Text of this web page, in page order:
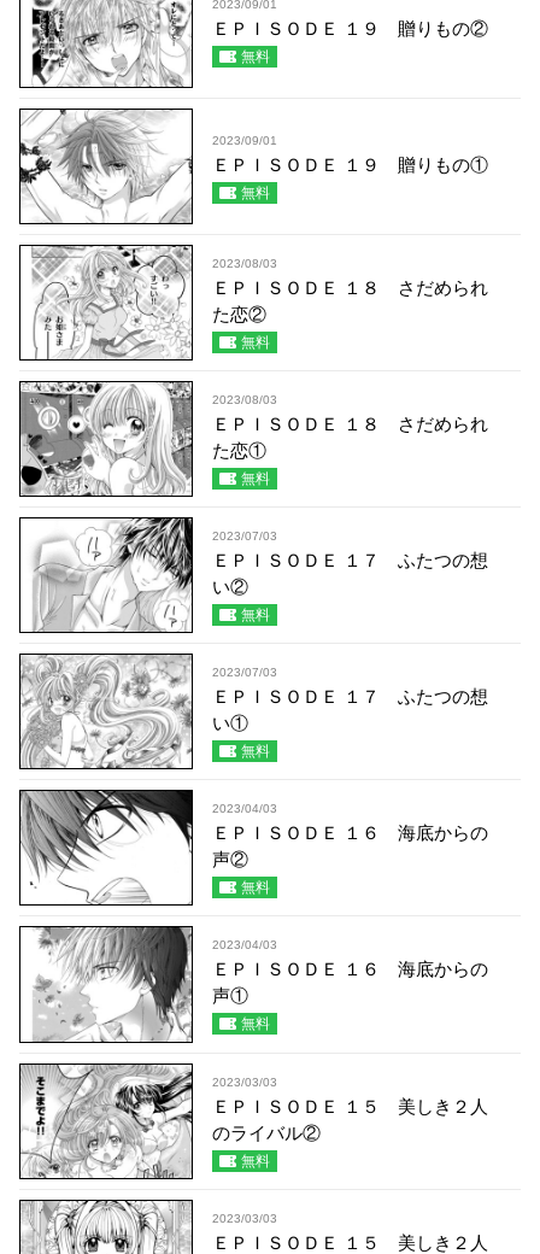
2023/09/01
ＥＰＩＳＯＤＥ １９ 贈りもの②
無料
2023/09/01
ＥＰＩＳＯＤＥ １９ 贈りもの①
無料
2023/08/03
ＥＰＩＳＯＤＥ １８ さだめられ
た恋②
無料
2023/08/03
ＥＰＩＳＯＤＥ １８ さだめられ
た恋①
無料
2023/07/03
ＥＰＩＳＯＤＥ １７ ふたつの想
い②
無料
2023/07/03
ＥＰＩＳＯＤＥ １７ ふたつの想
い①
無料
2023/04/03
ＥＰＩＳＯＤＥ １６ 海底からの
声②
無料
2023/04/03
ＥＰＩＳＯＤＥ １６ 海底からの
声①
無料
2023/03/03
ＥＰＩＳＯＤＥ １５ 美しき２人
のライバル②
無料
2023/03/03
ＥＰＩＳＯＤＥ １５ 美しき２人